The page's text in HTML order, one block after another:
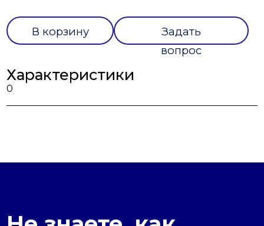
В корзину
Задать
вопрос
Характеристики
0